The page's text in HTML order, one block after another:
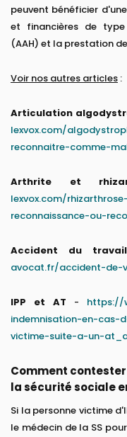
peuvent bénéficier
et financières de
(AAH) et la prestation
Voir nos autres articles :
Articulation
lexvox.com/
reconnaitre-comme-
Arthrite et
lexvox.com/
reconnaissance-ou-
Accident du travail
avocat.fr/accident-de-
IPP et AT - https://
indemnisation-en-
victime-suite-a-un-
Comment contester
la sécurité sociale
Si la personne victime
le médecin de la SS